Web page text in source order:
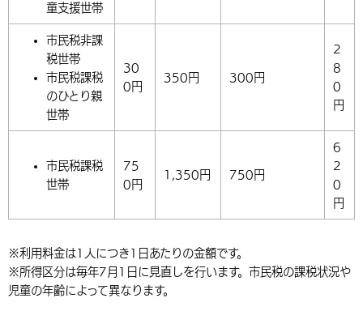
童支援世帯
市民税非課
税世帯
市民税課税
のひとり親
世帯
30
0円
350円 300円
2
8
0
円
市民税課税
世帯
75
0円
1,350円 750円
6
2
0
円
※利用料金は1人につき1日あたりの金額です。
※所得区分は毎年7月1日に見直しを行います。市民税の課税状況や
児童の年齢によって異なります。